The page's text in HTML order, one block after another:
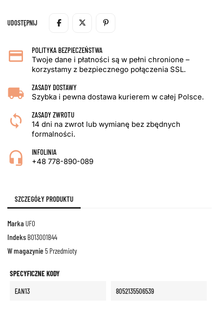
UDOSTĘPNIJ
POLITYKA BEZPIECZEŃSTWA
Twoje dane i płatności są w pełni chronione –
korzystamy z bezpiecznego połączenia SSL.
ZASADY DOSTAWY
Szybka i pewna dostawa kurierem w całej Polsce.
ZASADY ZWROTU
14 dni na zwrot lub wymianę bez zbędnych
formalności.
INFOLINIA
+48 778-890-089
SZCZEGÓŁY PRODUKTU
Marka UFO
Indeks BO13001B44
W magazynie 5 Przedmioty
SPECYFICZNE KODY
EAN13
8052135506539